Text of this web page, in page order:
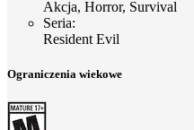
Akcja, Horror, Survival
Seria:
Resident Evil
Ograniczenia wiekowe